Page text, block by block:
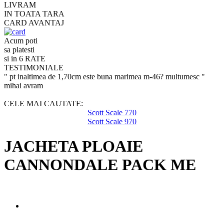
LIVRAM
IN TOATA TARA
CARD AVANTAJ
Acum poti
sa platesti
si in 6 RATE
TESTIMONIALE
" pt inaltimea de 1,70cm este buna marimea m-46? multumesc "
mihai avram
CELE MAI CAUTATE:
Scott Scale 770
Scott Scale 970
JACHETA PLOAIE
CANNONDALE PACK ME